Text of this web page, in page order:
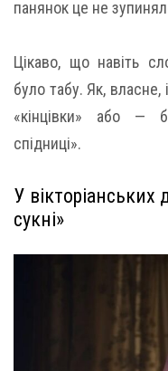
панянок це не
Цікаво, що навіть
було табу. Як, власне,
«кінцівки» або —
спідниці».
У вікторіанських
сукні»